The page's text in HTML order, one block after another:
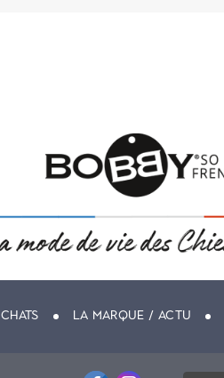
CHATS LA MARQUE / ACTU